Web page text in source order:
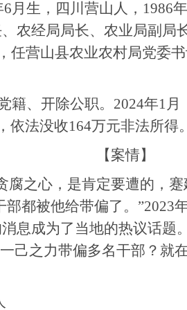
月生，四川营山人，1986
农经局局长、农业局副局
任营山县农业农村局党委
籍、开除公职。2024年1
依法没收164万元非法所得
【案情】
腐之心，是肯定要遭的，
都被他给带偏了。”2023
息成为了当地的热议话题
己之力带偏多名干部？就